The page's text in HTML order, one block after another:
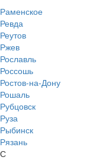
Раменское
Ревда
Реутов
Ржев
Рославль
Россошь
Ростов-на-Дону
Рошаль
Рубцовск
Руза
Рыбинск
Рязань
С